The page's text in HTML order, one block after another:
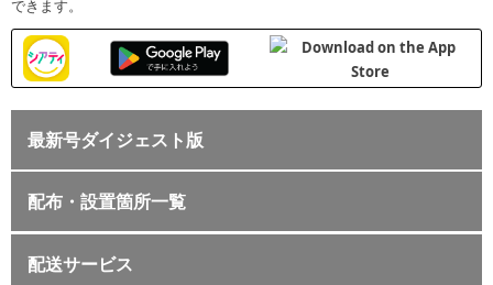
できます。
最新号ダイジェスト版
配布・設置箇所一覧
配送サービス